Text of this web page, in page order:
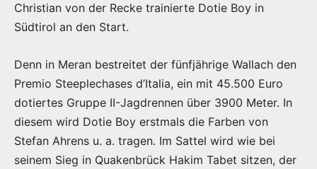
Christian von der Recke trainierte Dotie Boy in
Südtirol an den Start.
Denn in Meran bestreitet der fünfjährige Wallach den
Premio Steeplechases d’Italia, ein mit 45.500 Euro
dotiertes Gruppe II-Jagdrennen über 3900 Meter. In
diesem wird Dotie Boy erstmals die Farben von
Stefan Ahrens u. a. tragen. Im Sattel wird wie bei
seinem Sieg in Quakenbrück Hakim Tabet sitzen, der